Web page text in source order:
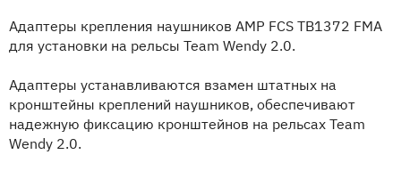
Адаптеры крепления наушников AMP FCS TB1372 FMA
для установки на рельсы Team Wendy 2.0.
Адаптеры устанавливаются взамен штатных на
кронштейны креплений наушников, обеспечивают
надежную фиксацию кронштейнов на рельсах Team
Wendy 2.0.